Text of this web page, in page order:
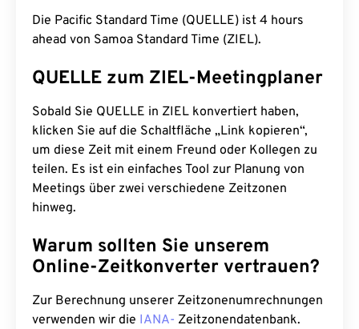
Die Pacific Standard Time (QUELLE) ist 4 hours
ahead von Samoa Standard Time (ZIEL).
QUELLE zum ZIEL-Meetingplaner
Sobald Sie QUELLE in ZIEL konvertiert haben,
klicken Sie auf die Schaltfläche „Link kopieren“,
um diese Zeit mit einem Freund oder Kollegen zu
teilen. Es ist ein einfaches Tool zur Planung von
Meetings über zwei verschiedene Zeitzonen
hinweg.
Warum sollten Sie unserem
Online-Zeitkonverter vertrauen?
Zur Berechnung unserer Zeitzonenumrechnungen
verwenden wir die IANA- Zeitzonendatenbank.